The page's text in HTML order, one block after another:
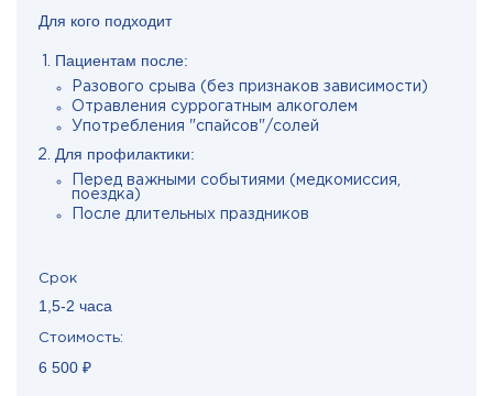
Для кого подходит
Пациентам после:
Разового срыва (без признаков зависимости)
Отравления суррогатным алкоголем
Употребления "спайсов"/солей
Для профилактики:
Перед важными событиями (медкомиссия,
поездка)
После длительных праздников
Срок
1,5-2 часа
Стоимость:
6 500 ₽